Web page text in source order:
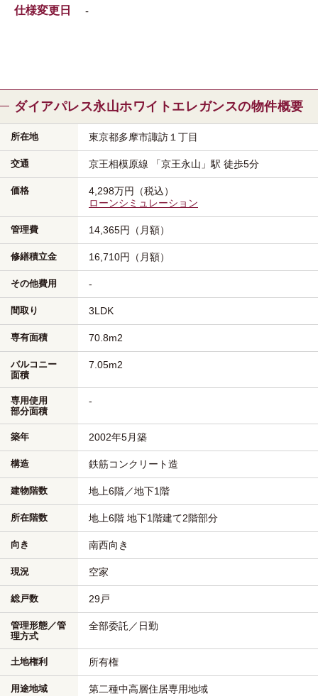
仕様変更日 -
ダイアパレス永山ホワイトエレガンスの物件概要
所在地 東京都多摩市諏訪１丁目
交通 京王相模原線 「京王永山」駅 徒歩5分
価格
4,298万円（税込）
ローンシミュレーション
管理費 14,365円（月額）
修繕積立金 16,710円（月額）
その他費用 -
間取り 3LDK
専有面積 70.8m2
バルコニー
面積
7.05m2
専用使用
部分面積
-
築年 2002年5月築
構造 鉄筋コンクリート造
建物階数 地上6階／地下1階
所在階数 地上6階 地下1階建て2階部分
向き 南西向き
現況 空家
総戸数 29戸
管理形態／管
理方式
全部委託／日勤
土地権利 所有権
用途地域 第二種中高層住居専用地域